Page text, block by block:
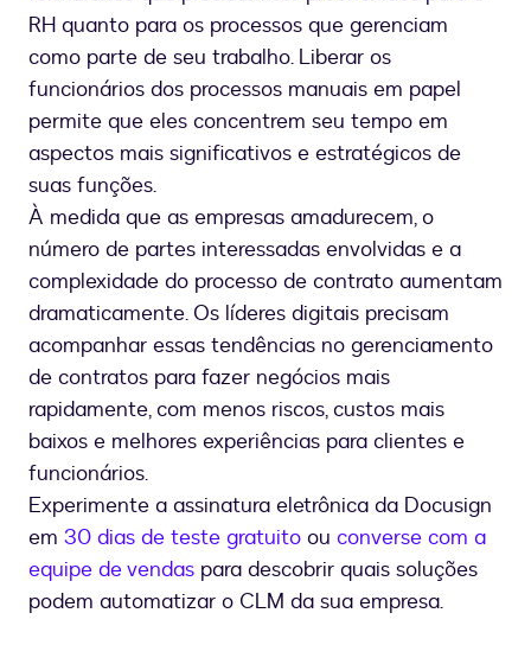
RH quanto para os processos que gerenciam
como parte de seu trabalho. Liberar os
funcionários dos processos manuais em papel
permite que eles concentrem seu tempo em
aspectos mais significativos e estratégicos de
suas funções.
À medida que as empresas amadurecem, o
número de partes interessadas envolvidas e a
complexidade do processo de contrato aumentam
dramaticamente. Os líderes digitais precisam
acompanhar essas tendências no gerenciamento
de contratos para fazer negócios mais
rapidamente, com menos riscos, custos mais
baixos e melhores experiências para clientes e
funcionários.
Experimente a assinatura eletrônica da Docusign
em 30 dias de teste gratuito ou converse com a
equipe de vendas para descobrir quais soluções
podem automatizar o CLM da sua empresa.